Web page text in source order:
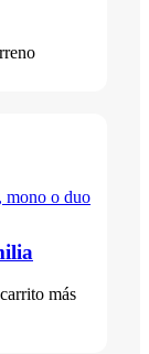
más